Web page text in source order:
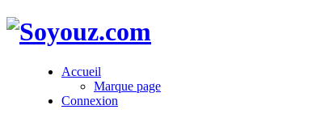
Accueil
Marque page
Connexion